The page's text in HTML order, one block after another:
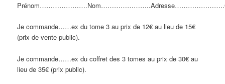
Je commande……ex du tome 3 au prix de 12€ au lieu de 15€
(prix de vente public).
Je commande……ex du coffret des 3 tomes au prix de 30€ au
lieu de 35€ (prix public).